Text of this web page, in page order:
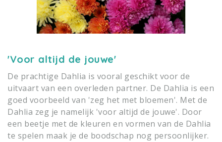
'Voor altijd de jouwe'
De prachtige Dahlia is vooral geschikt voor de
uitvaart van een overleden partner. De Dahlia is een
goed voorbeeld van 'zeg het met bloemen'. Met de
Dahlia zeg je namelijk 'voor altijd de jouwe'. Door
een beetje met de kleuren en vormen van de Dahlia
te spelen maak je de boodschap nog persoonlijker.